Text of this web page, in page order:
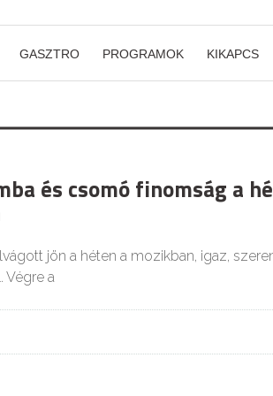
GASZTRO PROGRAMOK KIKAPCS
és csomó finomság a
jön a héten a mozikban, igaz,
Végre a